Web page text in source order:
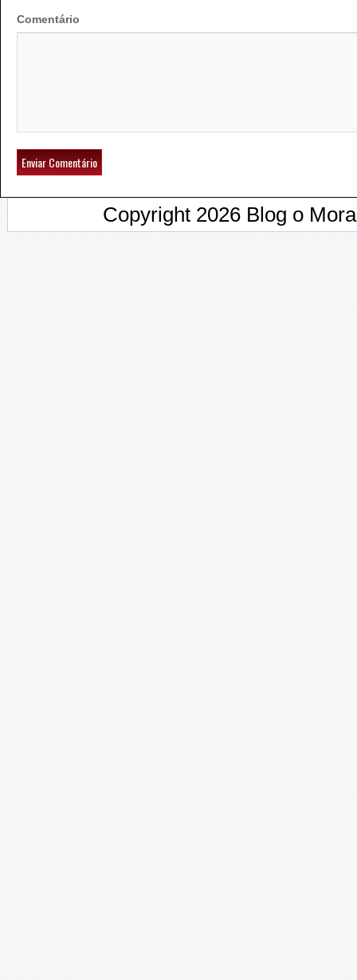
Comentário
Copyright 2026 Blog o